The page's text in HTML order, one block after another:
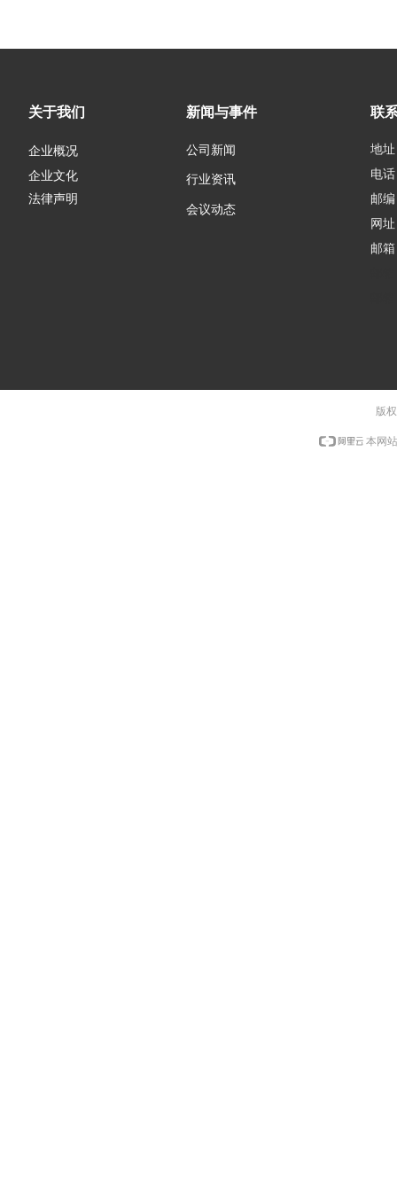
新闻与事件 联
地
电
邮
网
邮
关于我们
企业概况
企业文化
公司新闻
行业资讯
会议动态
法律声明
版
本网